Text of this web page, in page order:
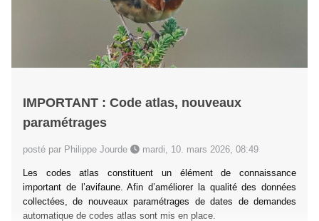
IMPORTANT : Code atlas, nouveaux
paramétrages
posté par Philippe Jourde mardi, 10. mars 2026, 08:49
Les codes atlas constituent un élément de connaissance
important de l’avifaune. Afin d’améliorer la qualité des données
collectées, de nouveaux paramétrages de dates de demandes
automatique de codes atlas sont mis en place.